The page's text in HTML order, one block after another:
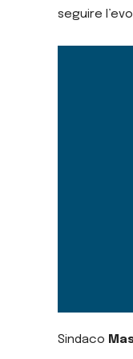
seguire
Sindaco